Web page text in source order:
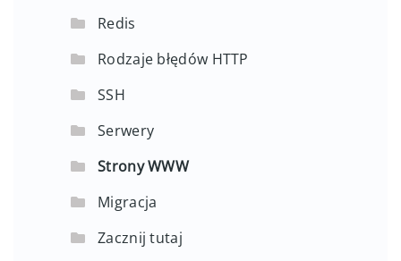
Redis
Rodzaje błędów HTTP
SSH
Serwery
Strony WWW
Migracja
Zacznij tutaj